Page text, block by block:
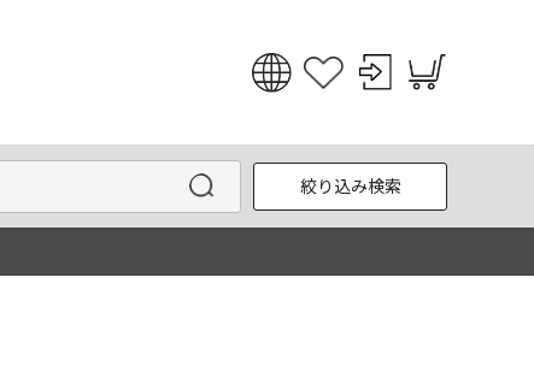
English
한국어
絞り込み検索